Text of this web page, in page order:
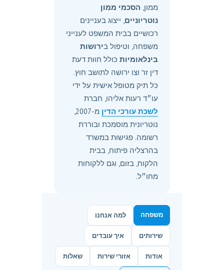
ממון, הסכמי ממון
נוטריוניים, ייצוג בעניינים
רכושיים בבית המשפט לענייני
משפחה, וטיפול בירושות
בינלאומיות כולל חוות דעת
דין זר וצו ירושה לתושב חוץ.
כל תיק מטופל אישית על ידי
עו״ד רעות אליהו, חברת
לשכת עורכי הדין
מ-2007,
נוטריונית מוסמכת ובוררת
רשומה. פגישות במשרד
בהרצליה פיתוח, בבית
הלקוח, בזום, וגם ללקוחות
מחו״ל.
משפחה למה אנחנו
שירותים איך עובדים
אודות אזורי שירות שאלות